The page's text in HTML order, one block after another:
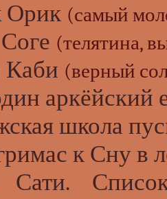
(самый
(телятина,
Каби (верный
аркёйский
школа
к Сну в
Сати.